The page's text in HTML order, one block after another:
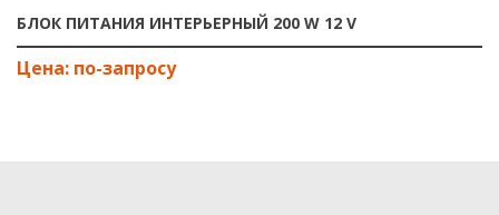
БЛОК ПИТАНИЯ ИНТЕРЬЕРНЫЙ 200 W 12 V